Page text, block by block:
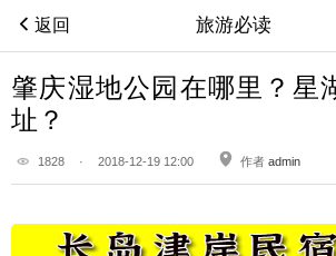
返回 旅游必读
肇庆湿地公园在哪里？星
址？
1828 · 2018-12-19 12:00 作者 admin